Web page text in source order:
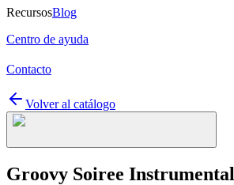
RecursosBlog
Centro de ayuda
Contacto
Volver al catálogo
Groovy Soiree Instrumental